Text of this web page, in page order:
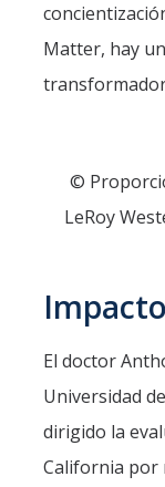
Matter, hay
©
LeRoy
El doctor
Universidad
dirigido la
California por